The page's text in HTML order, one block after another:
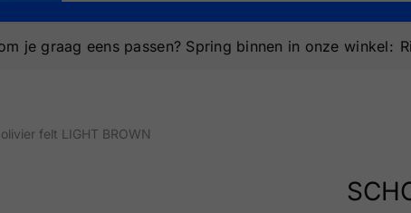
je graag eens passen? Spring binnen in onze winkel:
felt LIGHT BROWN